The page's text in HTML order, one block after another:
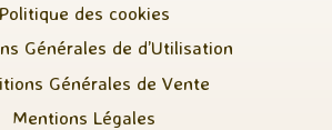
Politique des cookies
Générales de d’Utilisation
Générales de Vente
Mentions Légales